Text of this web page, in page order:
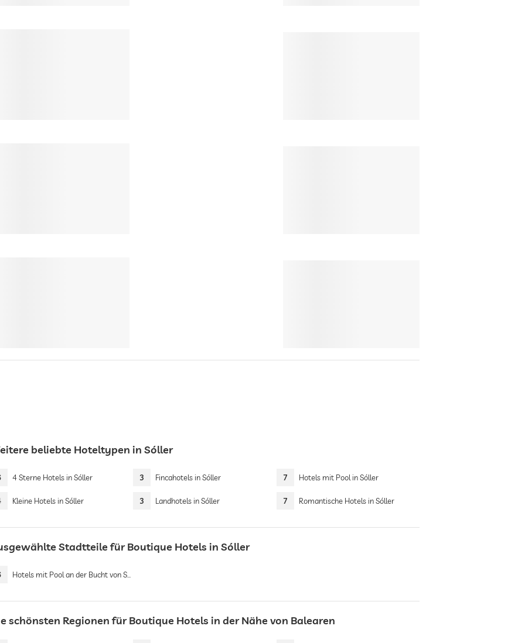
beliebte Hoteltypen in Sóller
4 Sterne Hotels in Sóller 3 Fincahotels in Sóller 7 Hotels mit Pool in Sóller
Kleine Hotels in Sóller 3 Landhotels in Sóller 7 Romantische Hotels in Sóller
Stadtteile für Boutique Hotels in Sóller
Hotels mit Pool an der Bucht von Sóller
schönsten Regionen für Boutique Hotels in der Nähe von Balearen